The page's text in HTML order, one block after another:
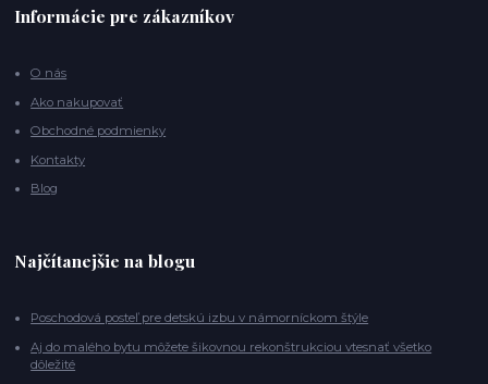
Informácie pre zákazníkov
O nás
Ako nakupovať
Obchodné podmienky
Kontakty
Blog
Najčítanejšie na blogu
Poschodová posteľ pre detskú izbu v námorníckom štýle
Aj do malého bytu môžete šikovnou rekonštrukciou vtesnať všetko
dôležité